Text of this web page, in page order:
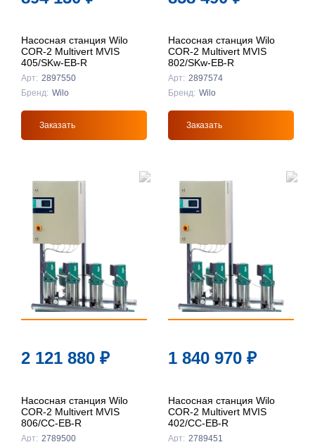
Насосная станция Wilo
COR-2 Multivert MVIS
405/SKw-EB-R
Арт: 2897550
Бренд: Wilo
Заказать
Насосная станция Wilo
COR-2 Multivert MVIS
802/SKw-EB-R
Арт: 2897574
Бренд: Wilo
Заказать
2 121 880 ₽
Насосная станция Wilo
COR-2 Multivert MVIS
806/CC-EB-R
Арт: 2789500
1 840 970 ₽
Насосная станция Wilo
COR-2 Multivert MVIS
402/CC-EB-R
Арт: 2789451